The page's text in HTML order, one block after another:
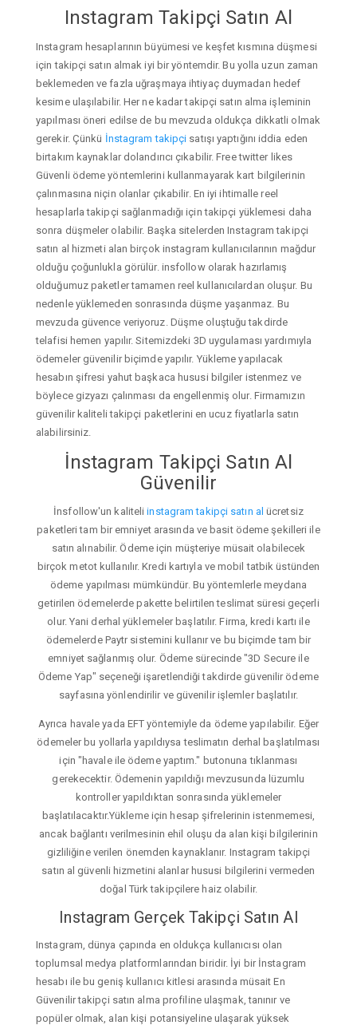
Instagram Takipçi Satın Al
Instagram hesaplarının büyümesi ve keşfet kısmına düşmesi
için takipçi satın almak iyi bir yöntemdir. Bu yolla uzun zaman
beklemeden ve fazla uğraşmaya ihtiyaç duymadan hedef
kesime ulaşılabilir. Her ne kadar takipçi satın alma işleminin
yapılması öneri edilse de bu mevzuda oldukça dikkatli olmak
gerekir. Çünkü İnstagram takipçi satışı yaptığını iddia eden
birtakım kaynaklar dolandırıcı çıkabilir. Free twitter likes
Güvenli ödeme yöntemlerini kullanmayarak kart bilgilerinin
çalınmasına niçin olanlar çıkabilir. En iyi ihtimalle reel
hesaplarla takipçi sağlanmadığı için takipçi yüklemesi daha
sonra düşmeler olabilir. Başka sitelerden Instagram takipçi
satın al hizmeti alan birçok instagram kullanıcılarının mağdur
olduğu çoğunlukla görülür. insfollow olarak hazırlamış
olduğumuz paketler tamamen reel kullanıcılardan oluşur. Bu
nedenle yüklemeden sonrasında düşme yaşanmaz. Bu
mevzuda güvence veriyoruz. Düşme oluştuğu takdirde
telafisi hemen yapılır. Sitemizdeki 3D uygulaması yardımıyla
ödemeler güvenilir biçimde yapılır. Yükleme yapılacak
hesabın şifresi yahut başkaca hususi bilgiler istenmez ve
böylece gizyazı çalınması da engellenmiş olur. Firmamızın
güvenilir kaliteli takipçi paketlerini en ucuz fiyatlarla satın
alabilirsiniz.
İnstagram Takipçi Satın Al
Güvenilir
İnsfollow'un kaliteliinstagram takipçi satın al ücretsiz
paketleri tam bir emniyet arasında ve basit ödeme şekilleri ile
satın alınabilir. Ödeme için müşteriye müsait olabilecek
birçok metot kullanılır. Kredi kartıyla ve mobil tatbik üstünden
ödeme yapılması mümkündür. Bu yöntemlerle meydana
getirilen ödemelerde pakette belirtilen teslimat süresi geçerli
olur. Yani derhal yüklemeler başlatılır. Firma, kredi kartı ile
ödemelerde Paytr sistemini kullanır ve bu biçimde tam bir
emniyet sağlanmış olur. Ödeme sürecinde "3D Secure ile
Ödeme Yap" seçeneği işaretlendiği takdirde güvenilir ödeme
sayfasına yönlendirilir ve güvenilir işlemler başlatılır.
Ayrıca havale yada EFT yöntemiyle da ödeme yapılabilir. Eğer
ödemeler bu yollarla yapıldıysa teslimatın derhal başlatılması
için "havale ile ödeme yaptım." butonuna tıklanması
gerekecektir. Ödemenin yapıldığı mevzusunda lüzumlu
kontroller yapıldıktan sonrasında yüklemeler
başlatılacaktır.Yükleme için hesap şifrelerinin istenmemesi,
ancak bağlantı verilmesinin ehil oluşu da alan kişi bilgilerinin
gizliliğine verilen önemden kaynaklanır. Instagram takipçi
satın al güvenli hizmetini alanlar hususi bilgilerini vermeden
doğal Türk takipçilere haiz olabilir.
Instagram Gerçek Takipçi Satın Al
Instagram, dünya çapında en oldukça kullanıcısı olan
toplumsal medya platformlarından biridir. İyi bir İnstagram
hesabı ile bu geniş kullanıcı kitlesi arasında müsait En
Güvenilir takipçi satın alma profiline ulaşmak, tanınır ve
popüler olmak, alan kişi potansiyeline ulaşarak yüksek